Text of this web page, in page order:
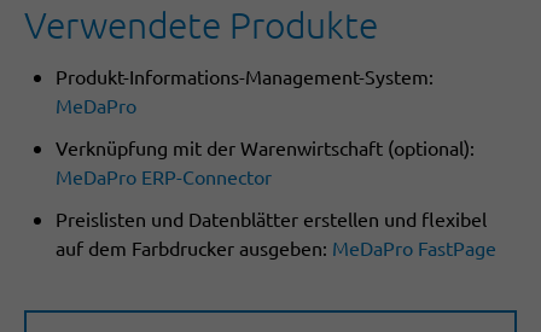
Verwendete Produkte
Produkt-Informations-Management-System:
MeDaPro
Verknüpfung mit der Warenwirtschaft (optional):
MeDaPro ERP-Connector
Preislisten und Datenblätter erstellen und flexibel
auf dem Farbdrucker ausgeben: MeDaPro FastPage